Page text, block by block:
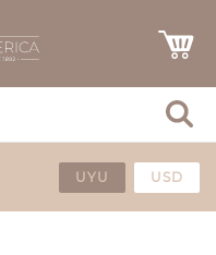
UYU USD